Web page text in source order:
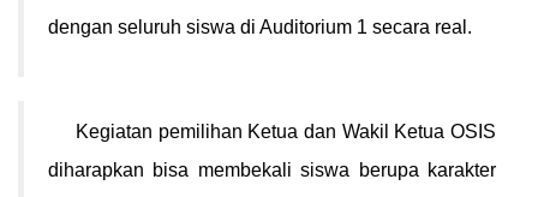
dengan seluruh siswa di Auditorium 1 secara real.
Kegiatan pemilihan Ketua dan Wakil Ketua OSIS
diharapkan bisa membekali siswa berupa karakter